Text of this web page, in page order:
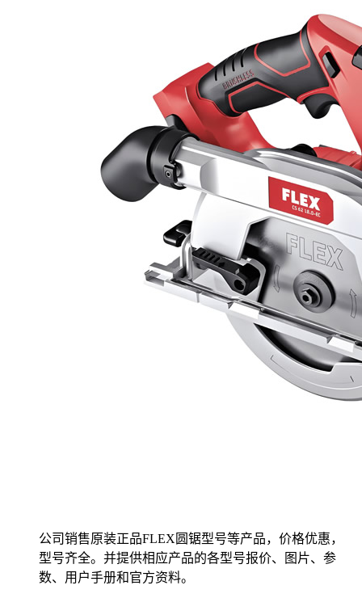
公司销售原装正品FLEX圆锯型号等产品，价格优惠，
型号齐全。并提供相应产品的各型号报价、图片、参
数、用户手册和官方资料。